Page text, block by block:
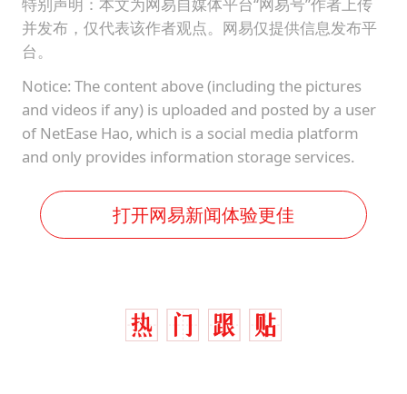
特别声明：本文为网易自媒体平台“网易号”作者上传
并发布，仅代表该作者观点。网易仅提供信息发布平
台。
Notice: The content above (including the pictures
and videos if any) is uploaded and posted by a user
of NetEase Hao, which is a social media platform
and only provides information storage services.
打开网易新闻体验更佳